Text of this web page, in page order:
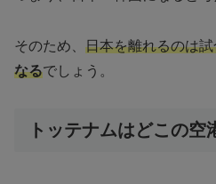
そのため、 日本を離れるのは
なるでしょう。
トッテナムはどこの